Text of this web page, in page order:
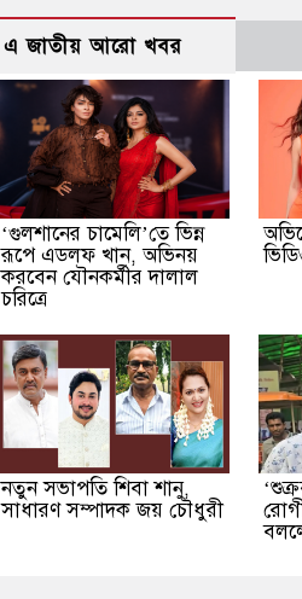
এ জাতীয় আরো খবর
‘গুলশানের চামেলি’তে ভিন্ন
রূপে এডলফ খান, অভিনয়
করবেন যৌনকর্মীর দালাল
চরিত্রে
নতুন সভাপতি শিবা শানু,
সাধারণ সম্পাদক জয় চৌধুরী